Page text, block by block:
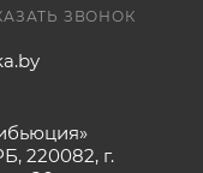
ЗВОНОК
220082, г.